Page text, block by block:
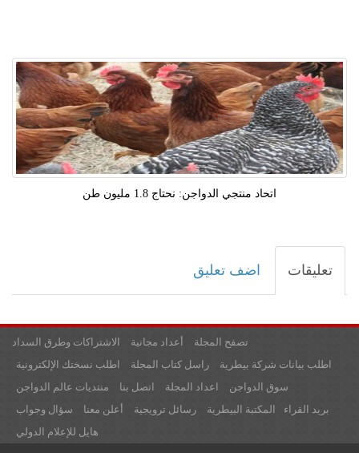
اتحاد منتجي الدواجن: نحتاج 1.8 مليون طن
تعليقات اضف تعليق
الاشتراكات وطرق السداد أعداد مجانية
تصفح المجلة
اطلب نسختك الإلكترونية
راسل كتاب المجلة
اطلب بيانات شركة بيطرية
منتديات عالم الدواجن
اتصل بنا اعداد المجلة
سوق الدواجن
سؤال وجواب
أعلن معنا رسائل ترويجية المكتبة البيطرية
بريد القراء
هايل للإعلام الدولي